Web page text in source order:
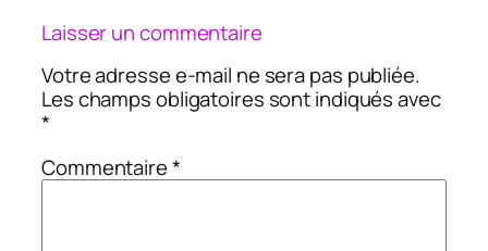
Laisser un commentaire
Votre adresse e-mail ne sera pas publiée.
Les champs obligatoires sont indiqués avec
*
Commentaire*